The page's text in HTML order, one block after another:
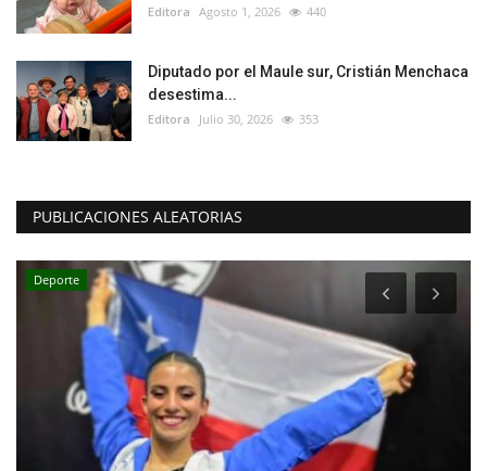
Editora Agosto 1, 2026 440
Diputado por el Maule sur, Cristián Menchaca
desestima...
Editora Julio 30, 2026 353
PUBLICACIONES ALEATORIAS
Deporte